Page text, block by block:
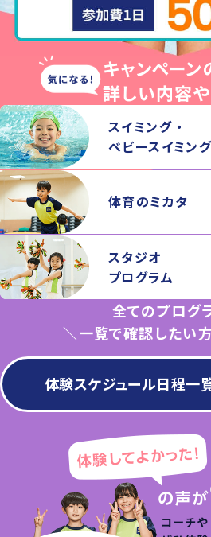
スイミング ・
ベビースイミング
体育のミカタ
スタジオ
プログラム
全てのプログ
＼一覧で確認したい
体験スケジュール日程一